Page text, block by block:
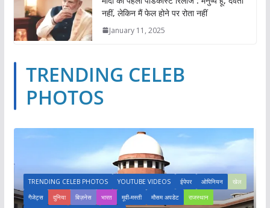
नहीं, लेकिन मैं फेल होने पर रोता नहीं
January 11, 2025
TRENDING CELEB
PHOTOS
VIDEOS ईपेपर ओपिनियन
खेल
मौसम अपडेट राजस्थान
TRENDING CELEB PHOTOS
YOUTUBE
गैजेट्स
दुनिया बिज़नेस मूवी-मस्ती